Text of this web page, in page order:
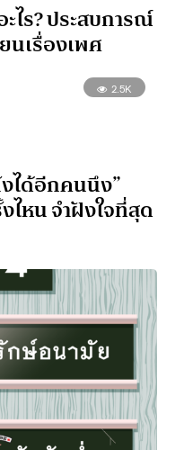
ไร? ประสบการณ์
นเรื่องเพศ
2.5K
ได้อีกคนนึง”
หน จำฝังใจที่สุด